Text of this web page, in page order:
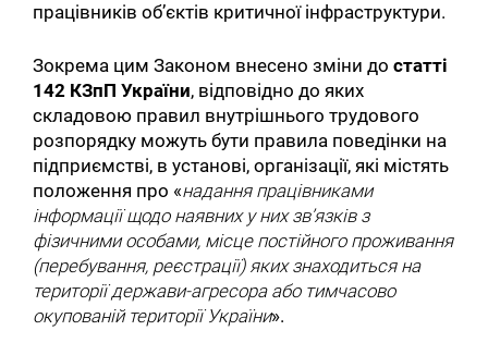
працівників обʼєктів критичної інфраструктури.
Зокрема цим Законом внесено зміни достатті
142 КЗпП України, відповідно до яких
складовою правил внутрішнього трудового
розпорядку можуть бути правила поведінки на
підприємстві, в установі, організації, які містять
положення про «надання працівниками
інформації щодо наявних у них зв’язків з
фізичними особами, місце постійного проживання
(перебування, реєстрації) яких знаходиться на
території держави-агресора або тимчасово
окупованій території України».